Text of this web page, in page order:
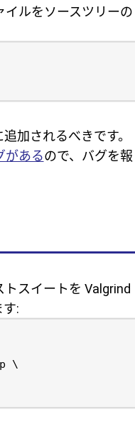
イルをソースツリーの
加されるべきです。
があるので、バグを報
スイートを Valgrind
: